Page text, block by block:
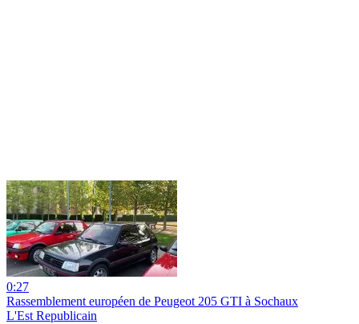
0:27
Rassemblement européen de Peugeot 205 GTI à Sochaux
L'Est Republicain